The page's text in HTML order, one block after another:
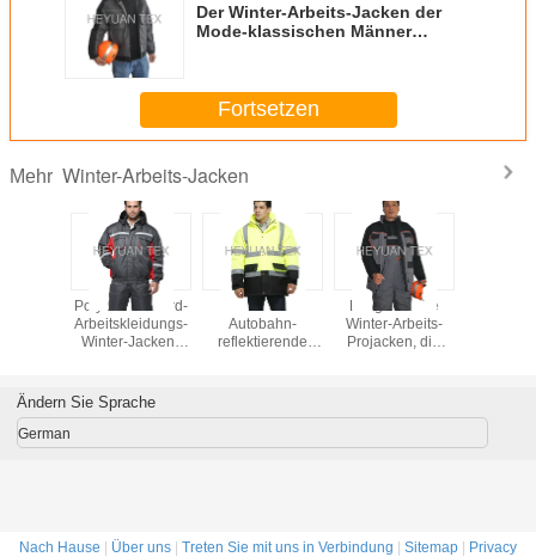
Der Winter-Arbeits-Jacken der
Mode-klassischen Männer
Fortsetzen
Mehr Winter-Arbeits-Jacken
mit
Polyester-Oxford-
Arbeitskleidungs-
Winter-Jacken-
nach innen
beschichtet
Zwei Ton-
Autobahn-
reflektierende
Lange warme
Winter-Arbeits-
Projacken, die
Ändern Sie Sprache
German
Nach Hause | Über uns | Treten Sie mit uns in Verbindung | Sitemap | Privacy